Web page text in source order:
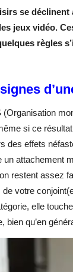
se déclinent
jeux vidéo.
règles
(Organisation
si ce
des effets
un attachement
restent assez
de votre
elle
bien qu’en